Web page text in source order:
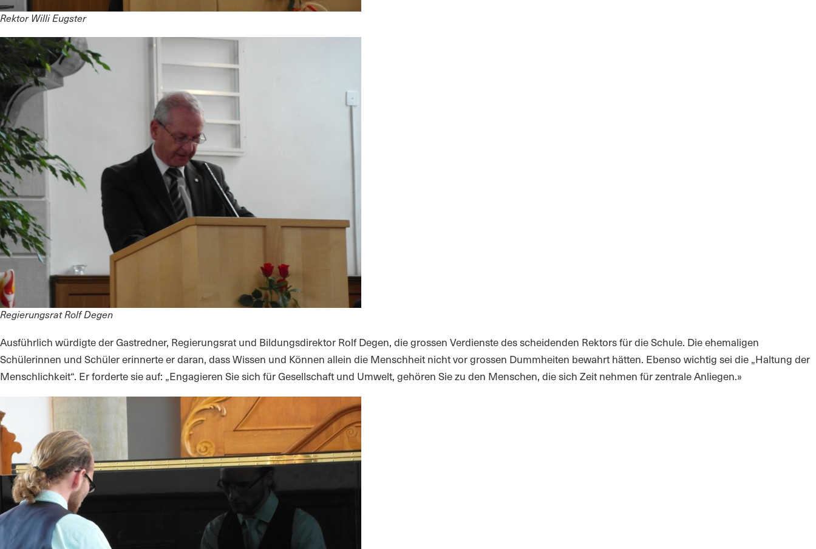
Rektor Willi Eugster
Regierungsrat Rolf Degen
Ausführlich würdigte der Gastredner, Regierungsrat und Bildungsdirektor Rolf Degen, die grossen Verdienste des scheidenden Rektors für die Schule. Die ehemaligen
Schülerinnen und Schüler erinnerte er daran, dass Wissen und Können allein die Menschheit nicht vor grossen Dummheiten bewahrt hätten. Ebenso wichtig sei die „Haltung der
Menschlichkeit“. Er forderte sie auf: „Engagieren Sie sich für Gesellschaft und Umwelt, gehören Sie zu den Menschen, die sich Zeit nehmen für zentrale Anliegen.»